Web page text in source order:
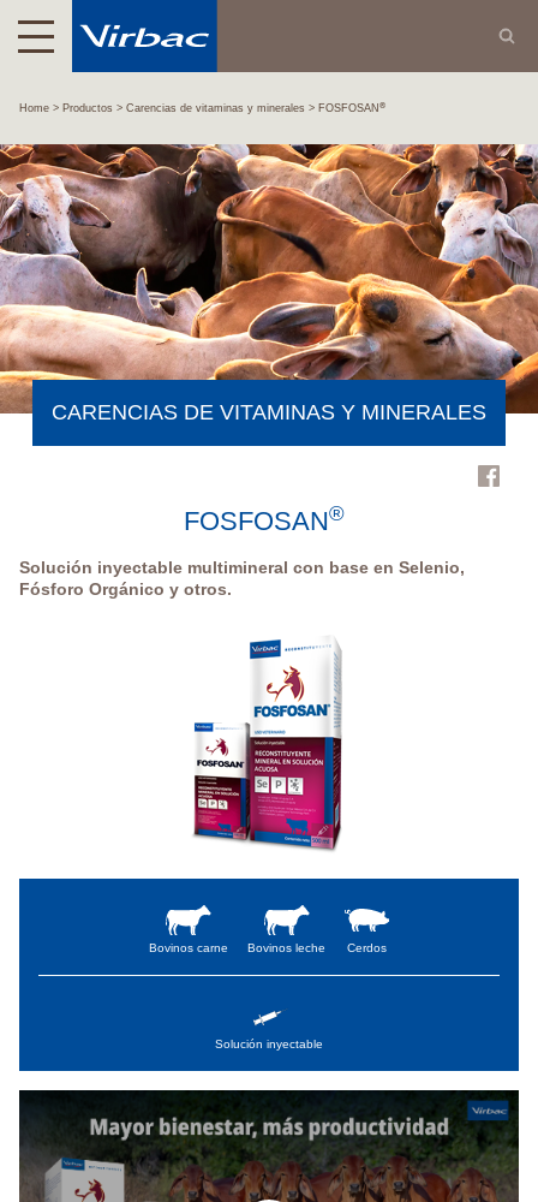
Home Productos Carencias de vitaminas y minerales FOSFOSAN ®
CARENCIAS DE VITAMINAS Y MINERALES
FOSFOSAN®
Solución inyectable multimineral con base en Selenio,
Fósforo Orgánico y otros.
Bovinos carne Bovinos leche Cerdos
Solución inyectable